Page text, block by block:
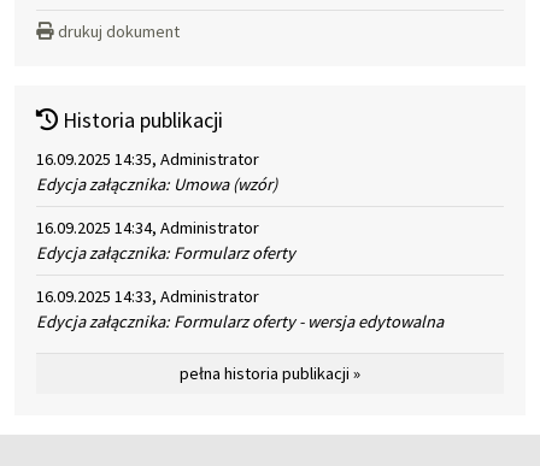
drukuj dokument
Historia publikacji
16.09.2025 14:35, Administrator
Edycja załącznika: Umowa (wzór)
16.09.2025 14:34, Administrator
Edycja załącznika: Formularz oferty
16.09.2025 14:33, Administrator
Edycja załącznika: Formularz oferty - wersja edytowalna
pełna historia publikacji »